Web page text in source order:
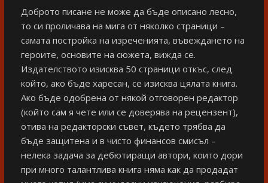
Доброто писане не може да бъде описано лесно,
то си проличава на мига от няколко страници –
самата постройка на изреченията, въвеждането на
героите, основите на сюжета, вижда се.
Издателството изисква 50 страници откъс, след
който, ако бъде харесан, се изисква цялата книга.
Ако бъде одобрена от някой отговорен редактор
(който сам я чете или се доверява на рецензент),
отива на редакторски съвет, където трябва да
бъде защитена и в чисто финансов смисъл –
нелека задача за дебютиращи автори, които дори
при много талантлива книга няма как да продадат